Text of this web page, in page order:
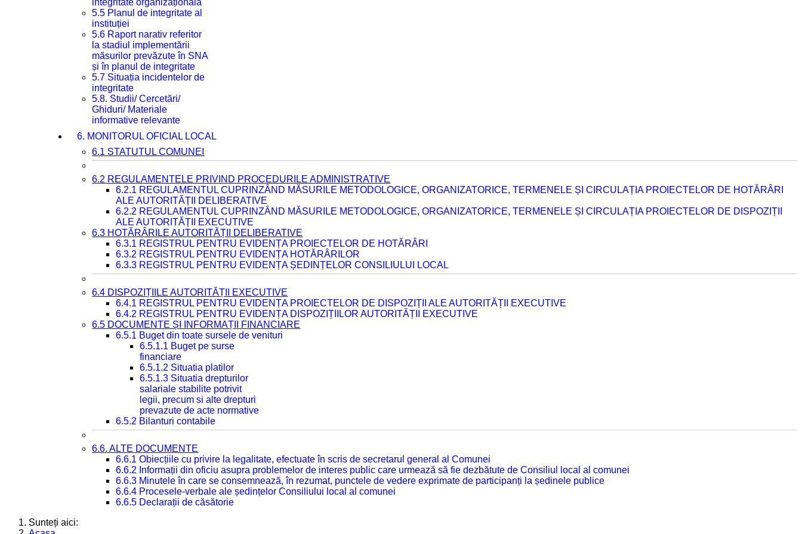
integritate organizațională
5.5 Planul de integritate al
instituției
5.6 Raport narativ referitor
la stadiul implementării
măsurilor prevăzute în SNA
și în planul de integritate
5.7 Situația incidentelor de
integritate
5.8. Studii/ Cercetări/
Ghiduri/ Materiale
informative relevante
6. MONITORUL OFICIAL LOCAL
6.1 STATUTUL COMUNEI
6.2 REGULAMENTELE PRIVIND PROCEDURILE ADMINISTRATIVE
6.2.1 REGULAMENTUL CUPRINZÂND MĂSURILE METODOLOGICE, ORGANIZATORICE, TERMENELE ȘI CIRCULAȚIA PROIECTELOR DE HOTĂRÂRI
ALE AUTORITĂȚII DELIBERATIVE
6.2.2 REGULAMENTUL CUPRINZÂND MĂSURILE METODOLOGICE, ORGANIZATORICE, TERMENELE ȘI CIRCULAȚIA PROIECTELOR DE DISPOZIȚII
ALE AUTORITĂȚII EXECUTIVE
6.3 HOTĂRÂRILE AUTORITĂȚII DELIBERATIVE
6.3.1 REGISTRUL PENTRU EVIDENȚA PROIECTELOR DE HOTĂRÂRI
6.3.2 REGISTRUL PENTRU EVIDENȚA HOTĂRÂRILOR
6.3.3 REGISTRUL PENTRU EVIDENȚA ȘEDINȚELOR CONSILIULUI LOCAL
6.4 DISPOZIȚIILE AUTORITĂȚII EXECUTIVE
6.4.1 REGISTRUL PENTRU EVIDENȚA PROIECTELOR DE DISPOZIȚII ALE AUTORITĂȚII EXECUTIVE
6.4.2 REGISTRUL PENTRU EVIDENȚA DISPOZIȚIILOR AUTORITĂȚII EXECUTIVE
6.5 DOCUMENTE ȘI INFORMAȚII FINANCIARE
6.5.1 Buget din toate sursele de venituri
6.5.1.1 Buget pe surse
financiare
6.5.1.2 Situatia platilor
6.5.1.3 Situatia drepturilor
salariale stabilite potrivit
legii, precum si alte drepturi
prevazute de acte normative
6.5.2 Bilanturi contabile
6.6. ALTE DOCUMENTE
6.6.1 Obiecțiile cu privire la legalitate, efectuate în scris de secretarul general al Comunei
6.6.2 Informații din oficiu asupra problemelor de interes public care urmează să fie dezbătute de Consiliul local al comunei
6.6.3 Minutele în care se consemnează, în rezumat, punctele de vedere exprimate de participanți la ședinele publice
6.6.4 Procesele-verbale ale ședințelor Consiliului local al comunei
6.6.5 Declarații de căsătorie
Sunteți aici: